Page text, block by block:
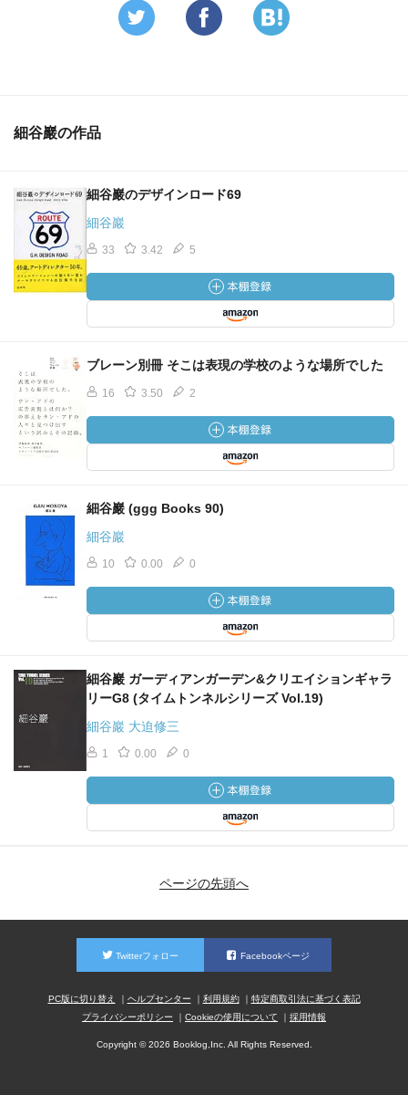
細谷巖の作品
細谷巖のデザインロード69
細谷巖
33 3.42 5
ブレーン別冊 そこは表現の学校のような場所でした
16 3.50 2
細谷巖 (ggg Books 90)
細谷巖
10 0.00 0
細谷巖 ガーディアンガーデン&クリエイションギャラ
リーG8 (タイムトンネルシリーズ Vol.19)
細谷巖 大迫修三
1 0.00 0
ページの先頭へ
Twitterフォロー Facebookページ
PC版に切り替え ヘルプセンター 利用規約
特定商取引法に基づく表記
プライバシーポリシー
Cookieの使用について 採用情報
Copyright © 2026 Booklog,Inc. All Rights Reserved.